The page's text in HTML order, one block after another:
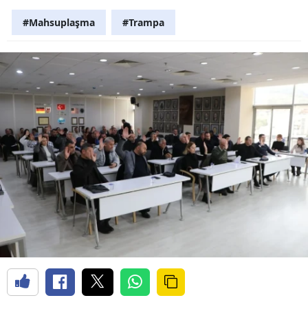
#Mahsuplaşma #Trampa